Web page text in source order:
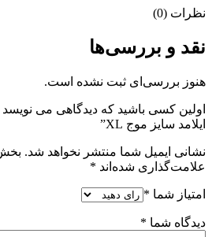
نظرات (0)
نقد و بررسی‌ها
هنوز بررسی‌ای ثبت نشده است.
اولین کسی باشید که دیدگاهی می
ایلامد سایز موج XL”
نشانی ایمیل شما منتشر نخواهد شد.
علامت‌گذاری شده‌اند *
امتیاز شما *
دیدگاه شما *